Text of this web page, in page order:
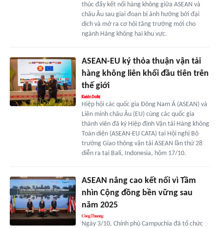
thúc đẩy kết nối hàng không giữa ASEAN và
châu Âu sau giai đoạn bị ảnh hưởng bởi đại
dịch và mở ra cơ hội tăng trưởng mới cho
ngành Hàng không hai khu vực.
ASEAN-EU ký thỏa thuận vận tải
hàng không liên khối đầu tiên trên
thế giới
Hiệp hội các quốc gia Đông Nam Á (ASEAN) và
Liên minh châu Âu (EU) cùng các quốc gia
thành viên đã ký Hiệp định Vận tải Hàng không
Toàn diện (ASEAN-EU CATA) tại Hội nghị Bộ
trưởng Giao thông vận tải ASEAN lần thứ 28
diễn ra tại Bali, Indonesia, hôm 17/10.
ASEAN nâng cao kết nối vì Tầm
nhìn Cộng đồng bền vững sau
năm 2025
Ngày 3/10, Chính phủ Campuchia đã tổ chức